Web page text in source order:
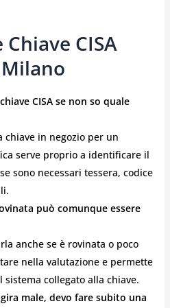
Chiave CISA
CISA se non so quale
chiave in negozio per un
serve proprio a identificare il
sono necessari tessera, codice
può comunque essere
anche se è rovinata o poco
nella valutazione e permette
collegato alla chiave.
gira male, devo fare subito una